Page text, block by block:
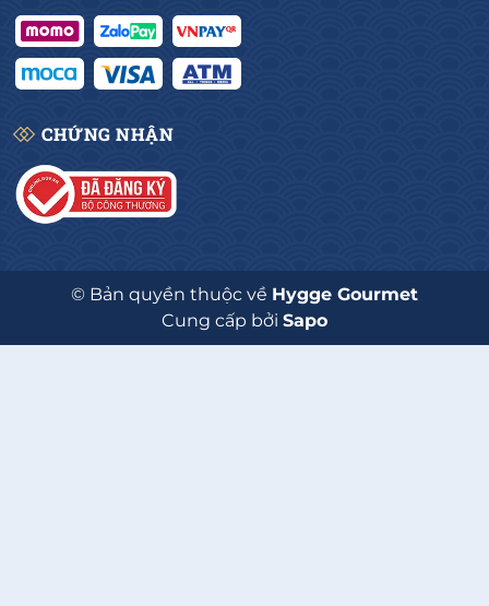
CHỨNG NHẬN
© Bản quyền thuộc về Hygge Gourmet
Cung cấp bởi Sapo